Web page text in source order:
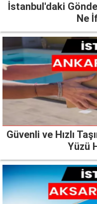
İstanbul'daki
Ne
Güvenli ve Hızlı
Yüzü